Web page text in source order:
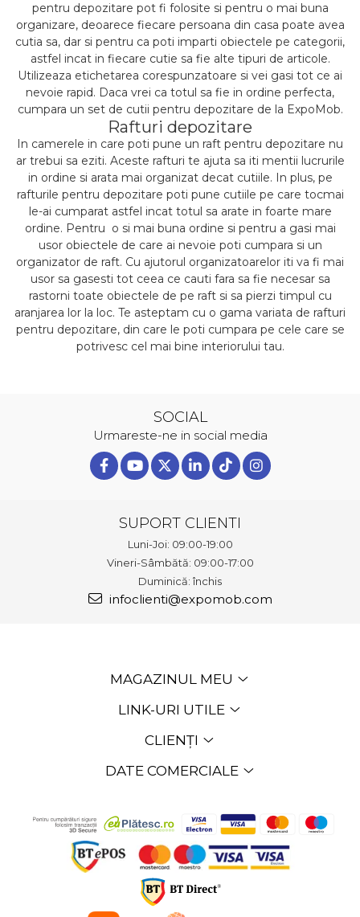
pentru depozitare pot fi folosite si pentru o mai buna
organizare, deoarece fiecare persoana din casa poate avea
cutia sa, dar si pentru ca poti imparti obiectele pe categorii,
astfel incat in fiecare cutie sa fie alte tipuri de articole.
Utilizeaza etichetarea corespunzatoare si vei gasi tot ce ai
nevoie rapid. Daca vrei ca totul sa fie in ordine perfecta,
cumpara un set de cutii pentru depozitare de la ExpoMob.
Rafturi depozitare
In camerele in care poti pune un raft pentru depozitare nu
ar trebui sa eziti. Aceste rafturi te ajuta sa iti mentii lucrurile
in ordine si arata mai organizat decat cutiile. In plus, pe
rafturile pentru depozitare poti pune cutiile pe care tocmai
le-ai cumparat astfel incat totul sa arate in foarte mare
ordine. Pentru o si mai buna ordine si pentru a gasi mai
usor obiectele de care ai nevoie poti cumpara si un
organizator de raft. Cu ajutorul organizatoarelor iti va fi mai
usor sa gasesti tot ceea ce cauti fara sa fie necesar sa
rastorni toate obiectele de pe raft si sa pierzi timpul cu
aranjarea lor la loc. Te asteptam cu o gama variata de rafturi
pentru depozitare, din care le poti cumpara pe cele care se
potrivesc cel mai bine interiorului tau.
SOCIAL
Urmareste-ne in social media
SUPORT CLIENTI
Luni-Joi: 09:00-19:00
Vineri-Sâmbătă: 09:00-17:00
Duminică: închis
infoclienti@expomob.com
MAGAZINUL MEU
LINK-URI UTILE
CLIENȚI
DATE COMERCIALE